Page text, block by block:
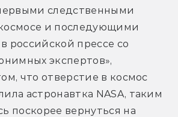
следственными
и последующими
российской прессе со
экспертов»,
что отверстие в космос
астронавтка NASA, таким
поскорее вернуться на